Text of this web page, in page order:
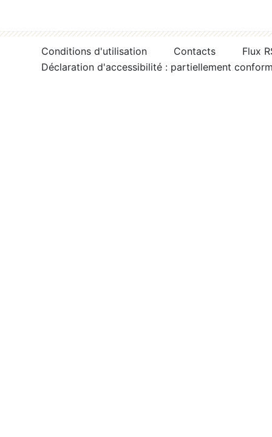
Conditions d'utilisation Contacts
Flux
Déclaration d'accessibilité : partiellement